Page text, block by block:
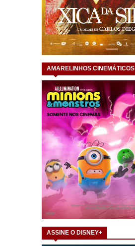
AMARELINHOS CINEMÁTICOS
ASSINE O DISNEY+